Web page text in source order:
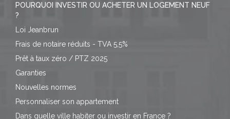
POURQUOI INVESTIR OU ACHETER UN LOGEMENT NEUF
?
Loi Jeanbrun
Frais de notaire réduits - TVA 5,5%
Prêt à taux zéro / PTZ 2025
Garanties
Nouvelles normes
Personnaliser son appartement
Dans quelle ville habiter ou investir en France ?